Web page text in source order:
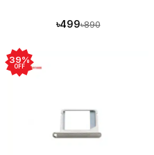
৳499৳890
39%
OFF